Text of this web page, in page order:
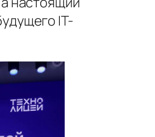
IT-